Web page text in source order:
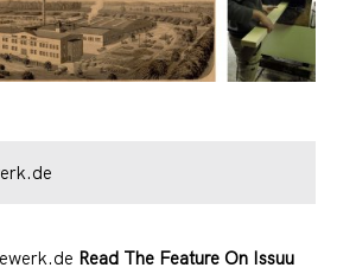
Read The Feature On Issuu